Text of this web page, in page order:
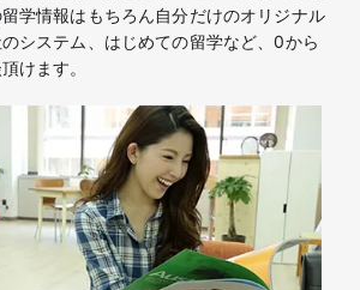
学情報はもちろん自分だけのオリジナル
システム、はじめての留学など、0から
けます。